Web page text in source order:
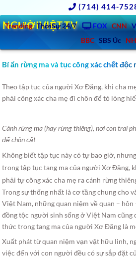
(714) 414-
Trending ThờiSự 24/7 FOX CNN
BBC SBS Úc
NGƯỜIVIỆT.TV
Bí ẩn rừng ma và tục cõng xác chết độc
Theo tập tục của người Xơ Đăng, khi cha
phải cõng xác cha mẹ đi chôn để tỏ lòng
Cánh rừng ma (hay rừng thiêng), nơi con trai
để chôn cất
Không biết tập tục này có tự bao giờ,
trong tập tục tang ma của người Xơ Đăng,
phải tự cõng xác cha mẹ ra cánh rừng
Trong sự thống nhất là cơ tầng chung cho
Việt Nam, những quan niệm về quan – hôn
đồng tộc người sinh sống ở Việt Nam cũng
thức trong tang ma của người Xơ Đăng là
Xuất phát từ quan niệm vạn vật hữu linh,
việc đến với con người đều có sự sắp đặt